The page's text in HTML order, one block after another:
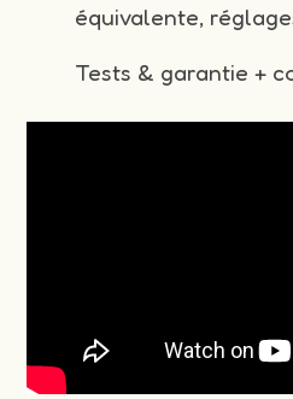
équivalente,
Tests & garantie +